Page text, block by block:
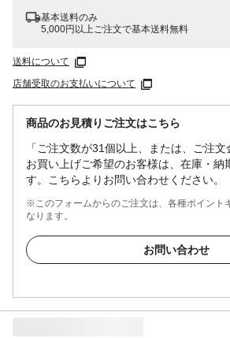
基本送料のみ
5,000円以上ご注文で基本送料無料
送料について
店舗受取のお支払いについて
商品のお見積りご注文はこちら
「ご注文数が31個以上、または、ご注
お買い上げご希望のお客様は、在庫・納
す。こちらよりお問い合わせください。
※このフォームからのご注文は、各種ポイント
なります。
お問い合わせ